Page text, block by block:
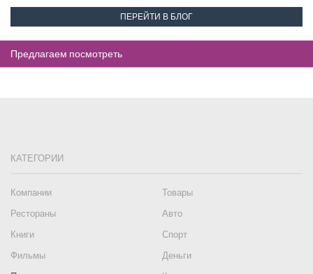
ПЕРЕЙТИ В БЛОГ
Предлагаем посмотреть
КАТЕГОРИИ
Компании
Товары
Рестораны
Авто
Книги
Спорт
Фильмы
Деньги